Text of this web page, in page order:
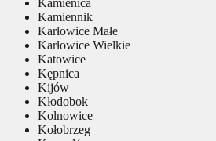
Kamiennik
Karłowice Małe
Karłowice Wielkie
Katowice
Kępnica
Kijów
Kłodobok
Kolnowice
Kołobrzeg